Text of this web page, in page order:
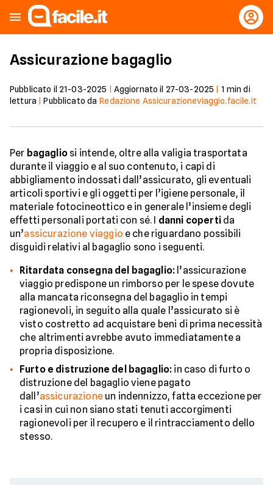
Assicurazione bagaglio
Pubblicato il 21-03-2025 Aggiornato il 27-03-2025 1 min di
lettura |Pubblicato da Redazione Assicurazioneviaggio.facile.it
Per bagagliosi intende, oltre alla valigia trasportata
durante il viaggio e al suo contenuto, i capi di
abbigliamento indossati dall’assicurato, gli eventuali
articoli sportivi e gli oggetti per l’igiene personale, il
materiale fotocineottico e in generale l’insieme degli
effetti personali portati con sé. I danni copertida
un’assicurazione viaggio e che riguardano possibili
disguidi relativi al bagaglio sono i seguenti.
Ritardata consegna del bagaglio: l’assicurazione
viaggio predispone un rimborso per le spese dovute
alla mancata riconsegna del bagaglio in tempi
ragionevoli, in seguito alla quale l’assicurato si è
visto costretto ad acquistare beni di prima necessità
che altrimenti avrebbe avuto immediatamente a
propria disposizione.
Furto e distruzione del bagaglio: in caso di furto o
distruzione del bagaglio viene pagato
dall’assicurazioneun indennizzo, fatta eccezione per
i casi in cui non siano stati tenuti accorgimenti
ragionevoli per il recupero e il rintracciamento dello
stesso.